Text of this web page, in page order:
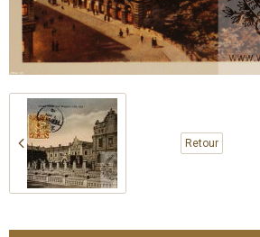
Retour